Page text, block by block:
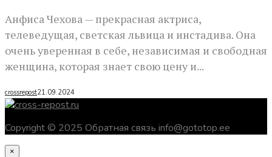
Анфиса Чехова — прекрасная актриса,
телеведущая, светская львица и инстадива. Она
очень уверенная в себе, независимая и свободная
женщина, которая знает свою цену и...
crossrepost21.09.2024
Copyright © 2025 Обратная связь info@gototop.ee
×